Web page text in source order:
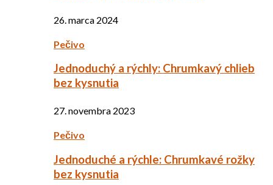
26. marca 2024
Pečivo
Jednoduchý a rýchly: Chrumkavý chlieb
bez kysnutia
27. novembra 2023
Pečivo
Jednoduché a rýchle: Chrumkavé rožky
bez kysnutia